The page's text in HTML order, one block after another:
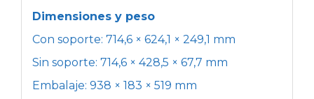
Dimensiones y peso
Con soporte: 714,6 × 624,1 × 249,1 mm
Sin soporte: 714,6 × 428,5 × 67,7 mm
Embalaje: 938 × 183 × 519 mm